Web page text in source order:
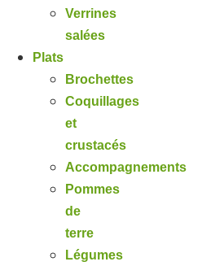
Verrines
salées
Plats
Brochettes
Coquillages
et
crustacés
Accompagnements
Pommes
de
terre
Légumes